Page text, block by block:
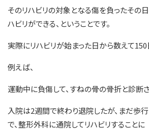
そのリハビリの対象となる傷を負ったその
ハビリができる、ということです。
実際にリハビリが始まった日から数えて150
例えば、
運動中に負傷して、すねの骨の骨折と診断
入院は2週間で終わり退院したが、まだ歩
で、整形外科に通院してリハビリすることに